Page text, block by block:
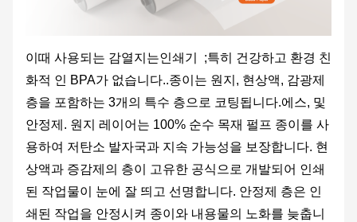
이때 사용되는 감열지는인쇄기
;특히 건강하고 환경 친
화적 인 BPA가 없습니다..종이는 원지, 현상액, 감광제
층을 포함하는 3개의 특수 층으로 코팅됩니다.에스, 및
안정제. 원지 레이어는 100% 순수 목재 펄프 종이를 사
용하여 저탄소 발자국과 지속 가능성을 보장합니다. 현
상액과 증감제의 층이 고유한 공식으로 개발되어 인쇄
된 작업물이 눈에 잘 띄고 선명합니다. 안정제 층은 인
쇄된 작업을 안정시켜 종이와 내용물의 노화를 늦춥니